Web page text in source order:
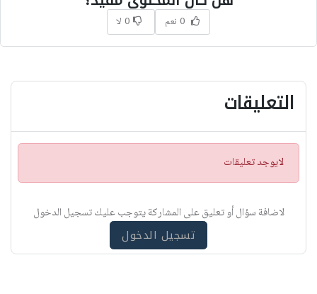
0 نعم 0 لا
التعليقات
ت
ن
ي
لايوجد تعليقات
لاضافة سؤال أو تعليق على المشاركة يتوجب عليك تسجيل الدخول
تسجيل الدخول